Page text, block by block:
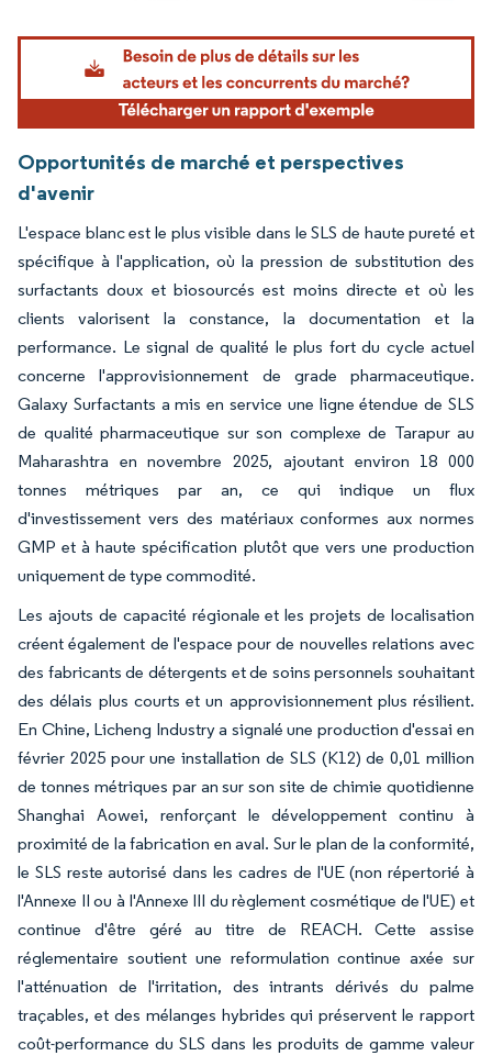
Image © Mordor Intelligence. La réutilisation nécessite une attribution sous CC BY
Opportunités de marché et perspectives
d'avenir
L'espace blanc est le plus visible dans le SLS de haute pureté et
spécifique à l'application, où la pression de substitution des
surfactants doux et biosourcés est moins directe et où les
clients valorisent la constance, la documentation et la
performance. Le signal de qualité le plus fort du cycle actuel
concerne l'approvisionnement de grade pharmaceutique.
Galaxy Surfactants a mis en service une ligne étendue de SLS
de qualité pharmaceutique sur son complexe de Tarapur au
Maharashtra en novembre 2025, ajoutant environ 18 000
tonnes métriques par an, ce qui indique un flux
d'investissement vers des matériaux conformes aux normes
GMP et à haute spécification plutôt que vers une production
uniquement de type commodité.
Les ajouts de capacité régionale et les projets de localisation
créent également de l'espace pour de nouvelles relations avec
des fabricants de détergents et de soins personnels souhaitant
des délais plus courts et un approvisionnement plus résilient.
En Chine, Licheng Industry a signalé une production d'essai en
février 2025 pour une installation de SLS (K12) de 0,01 million
de tonnes métriques par an sur son site de chimie quotidienne
Shanghai Aowei, renforçant le développement continu à
proximité de la fabrication en aval. Sur le plan de la conformité,
le SLS reste autorisé dans les cadres de l'UE (non répertorié à
l'Annexe II ou à l'Annexe III du règlement cosmétique de l'UE) et
continue d'être géré au titre de REACH. Cette assise
réglementaire soutient une reformulation continue axée sur
l'atténuation de l'irritation, des intrants dérivés du palme
traçables, et des mélanges hybrides qui préservent le rapport
coût-performance du SLS dans les produits de gamme valeur